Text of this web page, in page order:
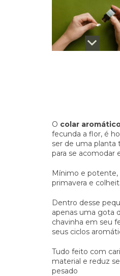
O colar aromático
fecunda a flor, é
ser de uma planta
para se acomodar
Mínimo e potente,
primavera e
Dentro desse
apenas uma gota
chavinha em seu
seus ciclos
Tudo feito com
material e reduz
pesado